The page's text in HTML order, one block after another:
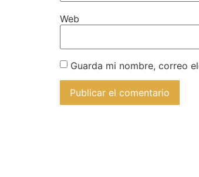
Web
Guarda mi nombre, correo